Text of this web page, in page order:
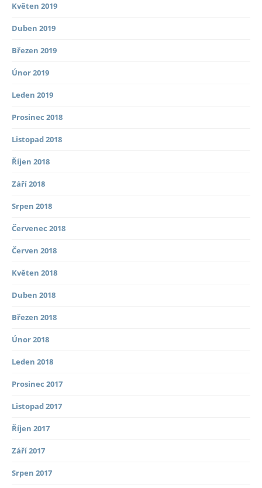
Květen 2019
Duben 2019
Březen 2019
Únor 2019
Leden 2019
Prosinec 2018
Listopad 2018
Říjen 2018
Září 2018
Srpen 2018
Červenec 2018
Červen 2018
Květen 2018
Duben 2018
Březen 2018
Únor 2018
Leden 2018
Prosinec 2017
Listopad 2017
Říjen 2017
Září 2017
Srpen 2017